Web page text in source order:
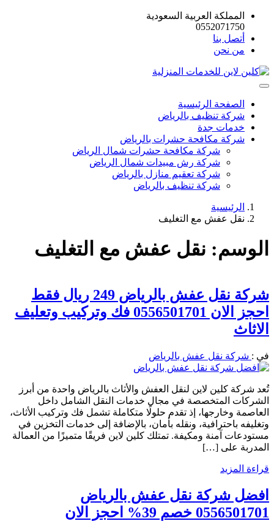
المملكة العربية السعودية
0552071750
أتصل بنا
من نحن
الصفحة الرئيسية
شركة تنظيف بالرياض
خدمات جدة
شركة مكافحة حشرات بالرياض
شركة مكافحة حشرات شمال الرياض
شركة رش مبيدات شمال الرياض
شركة تعقيم منازل بالرياض
شركة تنظيف بالرياض
الرئيسية
نقل عفش مع التغليف
الوسم: نقل عفش مع التغليف
شركة نقل عفش بالرياض 249 ريال فقط
احجز الان 0556501701 فك وتركيب وتعليف
الاثاث
في : شركة نقل عفش بالرياض
تُعد شركة كلين لاين لنقل العفش والأثاث بالرياض واحدة من أبرز
الشركات المتخصصة في مجال خدمات النقل الشامل داخل
العاصمة وخارجها، إذ تقدم حلولًا متكاملة تشمل فك وتركيب الأثاث،
وتغليفه باحترافية، ونقله بأمان، بالإضافة إلى خدمات التخزين في
مستودعات آمنة ومكيفة. تمتلك كلين لاين فريقًا متميزًا من العمالة
المدربة على […]
قراءة المزيد
افضل شركة نقل عفش بالرياض
0556501701 خصم 39% احجز الان